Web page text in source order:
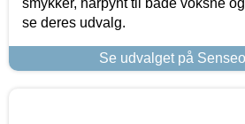
se deres udvalg.
Se udvalget på